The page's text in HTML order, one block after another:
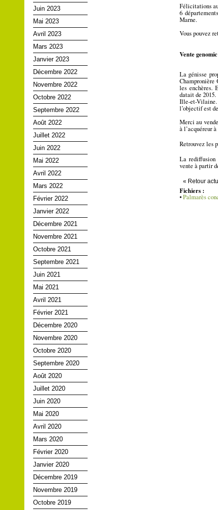
Juin 2023
Mai 2023
Avril 2023
Mars 2023
Janvier 2023
Décembre 2022
Novembre 2022
Octobre 2022
Septembre 2022
Août 2022
Juillet 2022
Juin 2022
Mai 2022
Avril 2022
Mars 2022
Février 2022
Janvier 2022
Décembre 2021
Novembre 2021
Octobre 2021
Septembre 2021
Juin 2021
Mai 2021
Avril 2021
Février 2021
Décembre 2020
Novembre 2020
Octobre 2020
Septembre 2020
Août 2020
Juillet 2020
Juin 2020
Mai 2020
Avril 2020
Mars 2020
Février 2020
Janvier 2020
Décembre 2019
Novembre 2019
Octobre 2019
Félicitations
6
Marne.
Vous pouvez
Vente
La génisse
les enchères.
datait de
Ille-et-Vilaine.
l’objectif est
Merci au
à l’acquéreur
Retrouvez les
La rediffusion
vente à partir
« Retour
Fichiers :
•Palmarès